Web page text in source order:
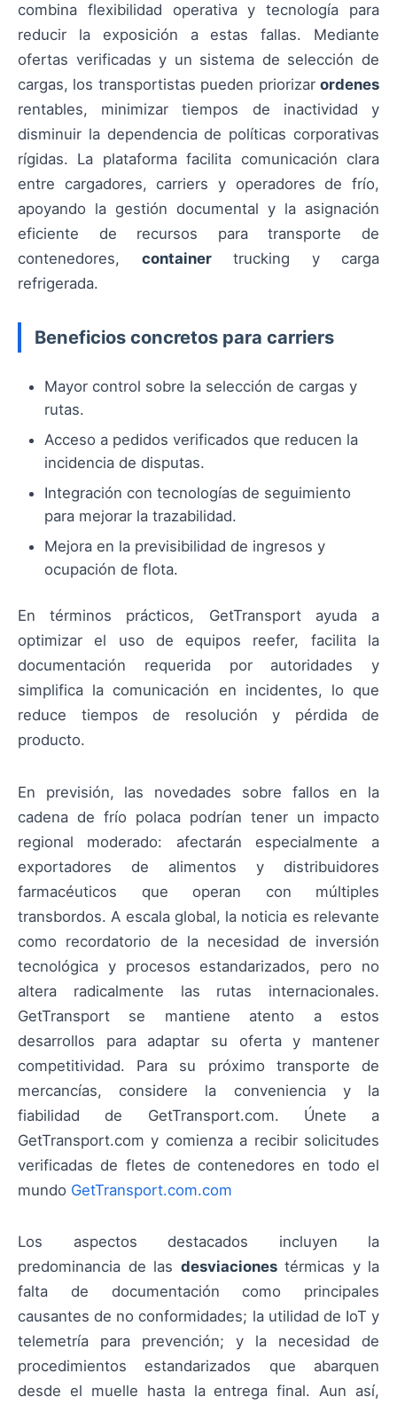
combina flexibilidad operativa y tecnología para
reducir la exposición a estas fallas. Mediante
ofertas verificadas y un sistema de selección de
cargas, los transportistas pueden priorizar ordenes
rentables, minimizar tiempos de inactividad y
disminuir la dependencia de políticas corporativas
rígidas. La plataforma facilita comunicación clara
entre cargadores, carriers y operadores de frío,
apoyando la gestión documental y la asignación
eficiente de recursos para transporte de
contenedores, containertrucking y carga
refrigerada.
Beneficios concretos para carriers
Mayor control sobre la selección de cargas y
rutas.
Acceso a pedidos verificados que reducen la
incidencia de disputas.
Integración con tecnologías de seguimiento
para mejorar la trazabilidad.
Mejora en la previsibilidad de ingresos y
ocupación de flota.
En términos prácticos, GetTransport ayuda a
optimizar el uso de equipos reefer, facilita la
documentación requerida por autoridades y
simplifica la comunicación en incidentes, lo que
reduce tiempos de resolución y pérdida de
producto.
En previsión, las novedades sobre fallos en la
cadena de frío polaca podrían tener un impacto
regional moderado: afectarán especialmente a
exportadores de alimentos y distribuidores
farmacéuticos que operan con múltiples
transbordos. A escala global, la noticia es relevante
como recordatorio de la necesidad de inversión
tecnológica y procesos estandarizados, pero no
altera radicalmente las rutas internacionales.
GetTransport se mantiene atento a estos
desarrollos para adaptar su oferta y mantener
competitividad. Para su próximo transporte de
mercancías, considere la conveniencia y la
fiabilidad de GetTransport.com. Únete a
GetTransport.com y comienza a recibir solicitudes
verificadas de fletes de contenedores en todo el
mundo GetTransport.com.com
Los aspectos destacados incluyen la
predominancia de las desviacionestérmicas y la
falta de documentación como principales
causantes de no conformidades; la utilidad de IoT y
telemetría para prevención; y la necesidad de
procedimientos estandarizados que abarquen
desde el muelle hasta la entrega final. Aun así,